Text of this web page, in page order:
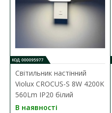
КОД: 000095977
Світильник настінний
Violux CROCUS-S 8W 4200K
560Lm IP20 білий
В наявності